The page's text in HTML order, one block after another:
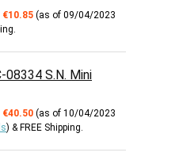
€10.85 (as of 09/04/2023
.
08334 S.N. Mini
€40.50 (as of 10/04/2023
) & FREE Shipping.